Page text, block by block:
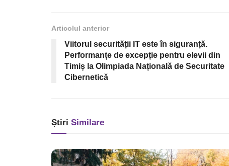
Articolul anterior
Viitorul securității IT este în siguranță.
Performanțe de excepție pentru elevii din
Timiș la Olimpiada Națională de Securitate
Cibernetică
Știri Similare